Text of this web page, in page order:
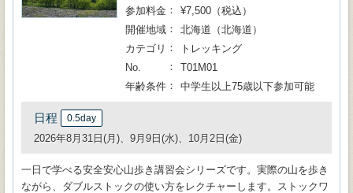
参加料金
¥7,500（税込）
開催地域
北海道（北海道）
カテゴリ
トレッキング
No.
T01M01
年齢条件
中学生以上75歳以下参加可能
日程 0.5day
2026年8月31日(月)、9月9日(水)、10月2日(金)
一日で学べる安全安心山歩き講習会シリーズです。実際の山を歩き
ながら、ダブルストックの使い方をレクチャーします。ストックワ